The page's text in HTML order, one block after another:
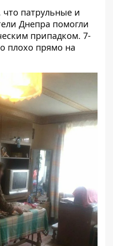
патрульные и
Днепра помогли
припадком. 7-
плохо прямо на